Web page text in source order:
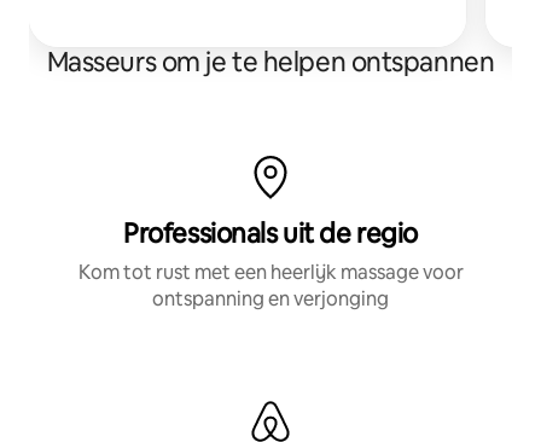
Masseurs om je te helpen ontspannen
Professionals uit de regio
Kom tot rust met een heerlijk massage voor
ontspanning en verjonging